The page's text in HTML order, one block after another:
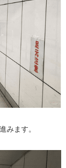
みます。